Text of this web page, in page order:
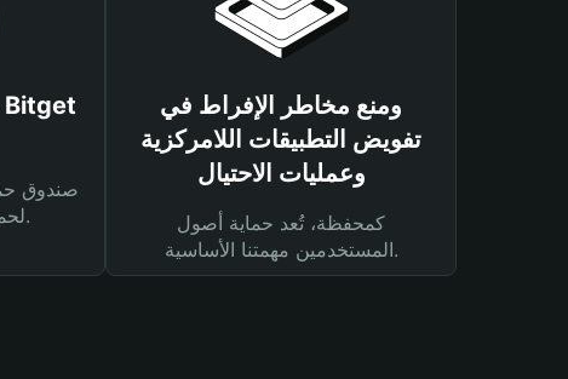
لحماية أصولك ومعاملاتك.
ومنع مخاطر الإفراط في
تفويض التطبيقات اللامركزية
وعمليات الاحتيال
كمحفظة، تُعد حماية أصول
المستخدمين مهمتنا الأساسية.